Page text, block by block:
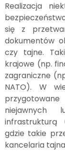
Realizacja
się z
dokumentów
czy tajne.
krajowe (np.
zagraniczne
NATO). W
niejawnych
infrastrukturą
gdzie takie
kancelaria